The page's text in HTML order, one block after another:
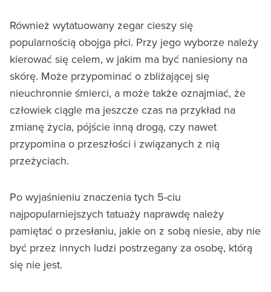
Również wytatuowany zegar cieszy się
popularnością obojga płci. Przy jego wyborze należy
kierować się celem, w jakim ma być naniesiony na
skórę. Może przypominać o zbliżającej się
nieuchronnie śmierci, a może także oznajmiać, że
człowiek ciągle ma jeszcze czas na przykład na
zmianę życia, pójście inną drogą, czy nawet
przypomina o przeszłości i związanych z nią
przeżyciach.
Po wyjaśnieniu znaczenia tych 5-ciu
najpopularniejszych tatuaży naprawdę należy
pamiętać o przesłaniu, jakie on z sobą niesie, aby nie
być przez innych ludzi postrzegany za osobę, którą
się nie jest.